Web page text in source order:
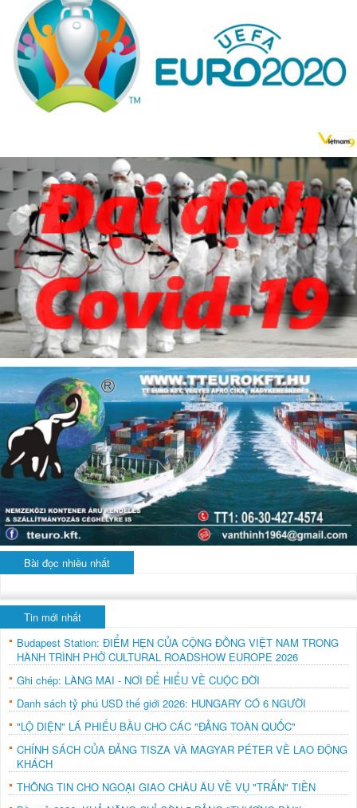
Bài đọc nhiều nhất
Tin mới nhất
Budapest Station: ĐIỂM HẸN CỦA CỘNG ĐỒNG VIỆT NAM TRONG
HÀNH TRÌNH PHỞ CULTURAL ROADSHOW EUROPE 2026
Ghi chép: LÀNG MAI - NƠI ĐỂ HIỂU VỀ CUỘC ĐỜI
Danh sách tỷ phú USD thế giới 2026: HUNGARY CÓ 6 NGƯỜI
"LỘ DIỆN" LÁ PHIẾU BẦU CHO CÁC "ĐẢNG TOÀN QUỐC"
CHÍNH SÁCH CỦA ĐẢNG TISZA VÀ MAGYAR PÉTER VỀ LAO ĐỘNG
KHÁCH
THÔNG TIN CHO NGOẠI GIAO CHÂU ÂU VỀ VỤ "TRẤN" TIỀN